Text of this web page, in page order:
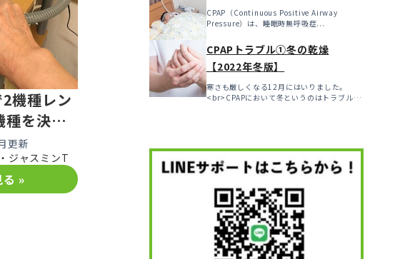
機種レン
種を決め
更新
ジャスミンT
»
CPAP（Continuous Positive Airway
Pressure）は、睡眠時無呼吸症...
CPAPトラブル①冬の乾燥
【2022年冬版】
寒さも厳しくなる12月にはいりました。
<br>CPAPにおいて冬というのはトラブルの